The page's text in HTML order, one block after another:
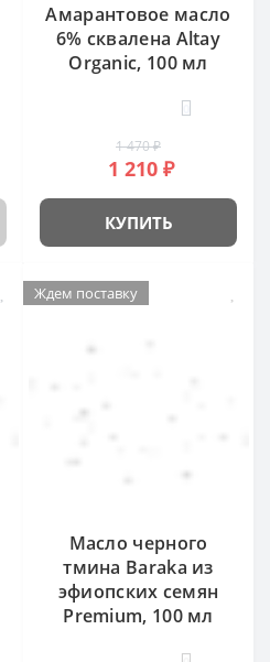
Амарантовое масло
6% сквалена Altay
Organic, 100 мл
1 470 ₽
1 210 ₽
КУПИТЬ
Ждем поставку
Масло черного
тмина Baraka из
эфиопских семян
Premium, 100 мл